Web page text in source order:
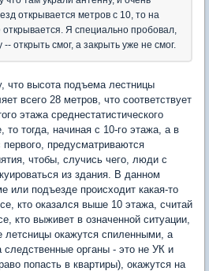
открывается метров с 10, то на
Я специально пробовал,
открыть смог, а закрыть уже не смог.
что высота подъема лестницы
всего 28 метров, что соответствует
этажа среднестатистического
тогда, начиная с 10-го этажа, а в
предусматриваются
чтобы, случись чего, люди с
из здания. В данном
подъезде происходит какая-то
кто оказался выше 10 этажа, считай
кто выживет в означенной ситуации,
летсницы окажутся спиленными, а
органы - это не УК и
попасть в квартиры), окажутся на